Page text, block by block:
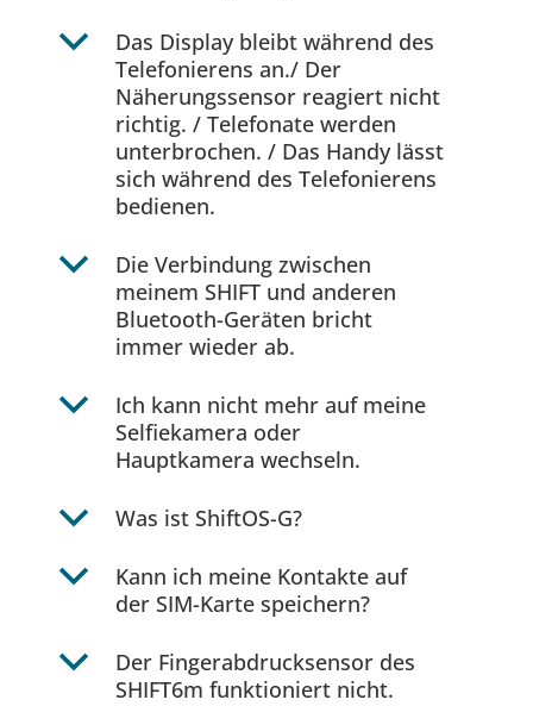
b
Das Display bleibt während des
Telefonierens an./ Der
Näherungssensor reagiert nicht
richtig. / Telefonate werden
unterbrochen. / Das Handy lässt
sich während des Telefonierens
bedienen.
b
Die Verbindung zwischen
meinem SHIFT und anderen
Bluetooth-Geräten bricht
immer wieder ab.
b
Ich kann nicht mehr auf meine
Selfiekamera oder
Hauptkamera wechseln.
b Was ist ShiftOS-G?
b
Kann ich meine Kontakte auf
der SIM-Karte speichern?
b
Der Fingerabdrucksensor des
SHIFT6m funktioniert nicht.